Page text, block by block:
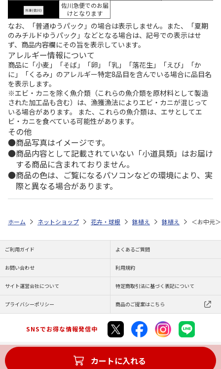
佐川急便でのお届
けとなります
なお、「普通ゆうパック」の場合は表示しません。また、「夏期
のみチルドゆうパック」などとなる場合は、記号での表示はせ
ず、商品内容欄にその旨を表示しています。
アレルギー情報について
商品に「小麦」「そば」「卵」「乳」「落花生」「えび」「か
に」「くるみ」のアレルギー特定8品目を含んでいる場合に品目名
を表示します。
※エビ・カニを除く魚介類（これらの魚介類を原材料として製造
された加工品も含む）は、漁獲漁法によりエビ・カニが混じって
いる場合があります。 また、これらの魚介類は、エサとしてエ
ビ・カニを食べている可能性があります。
その他
商品写真はイメージです。
商品内容として記載されていない「小道具類」はお届け
する商品に含まれておりません。
商品の色は、ご覧になるパソコンなどの環境により、実
際と異なる場合があります。
カートに入れる
ホーム ネットショップ 花卉・球根 鉢植え 鉢植え ＜お中元
ご利用ガイド よくあるご質問
お問い合わせ 利用規約
サイト運営会社について 特定商取引法に基づく表記について
プライバシーポリシー 商品のご提案はこちら
SNSでお得な情報発信中